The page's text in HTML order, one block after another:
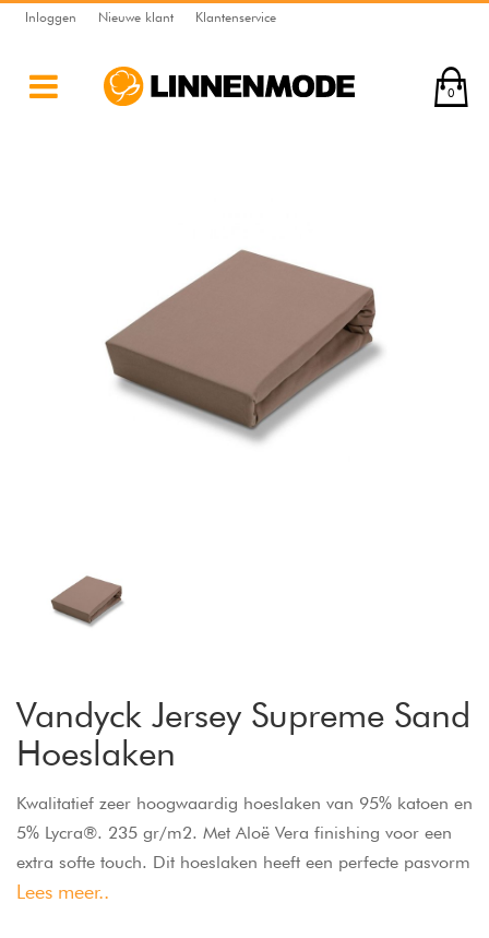
Inloggen Nieuwe klant Klantenservice
0
Vandyck Jersey Supreme Sand
Hoeslaken
Kwalitatief zeer hoogwaardig hoeslaken van 95% katoen en
5% Lycra®. 235 gr/m2. Met Aloë Vera finishing voor een
extra softe touch. Dit hoeslaken heeft een perfecte pasvorm
door het elastiek rondom, is strijk- en kreukvrij en pilt niet.
Lees meer..